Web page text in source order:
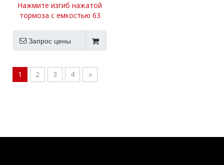
Нажмите изгиб нажатой
тормоза с емкостью 63
Запрос цены
1 2 3 4 »